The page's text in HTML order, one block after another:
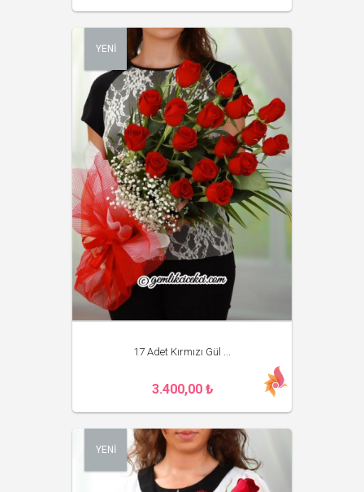
YENİ
17 Adet Kırmızı Gül ...
3.400,00 ₺
YENİ